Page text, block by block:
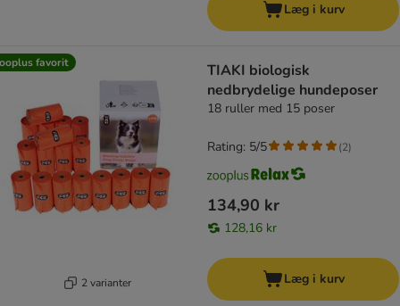
Læg i kurv
favorit
2 varianter
TIAKI biologisk
nedbrydelige hundeposer
18 ruller med 15 poser
134,90 kr
128,16 kr
Rating: 5/5 (2)
Læg i kurv